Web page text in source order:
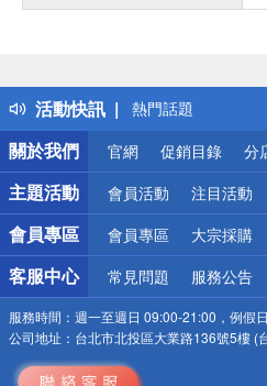
活動快訊
得獎公告
熱門話題
銀行優惠
偏遠地區配送
詐騙網頁！請小心
關於我們
官網 促銷目錄 分
主題活動 會員活動 注目活動
會員專區 會員專區 大宗採購
客服中心 常見問題 服務公告
服務時間： 週一至週日 09:00-21:00，例假
公司地址： 台北市北投區大業路136號5樓 (